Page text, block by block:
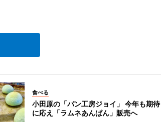
食べる
小田原の「パン工房ジョイ」 今年も期待
に応え「ラムネあんぱん」販売へ